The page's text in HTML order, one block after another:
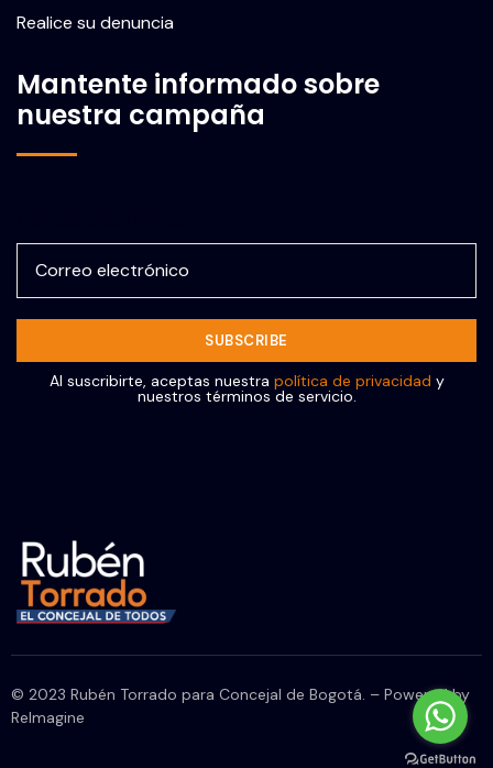
Realice su denuncia
Mantente informado sobre
nuestra campaña
Al suscribirte, aceptas nuestra política de privacidad y
nuestros términos de servicio.
© 2023 Rubén Torrado para Concejal de Bogotá. – Powered by
ReImagine